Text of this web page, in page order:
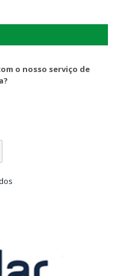
o nosso serviço de